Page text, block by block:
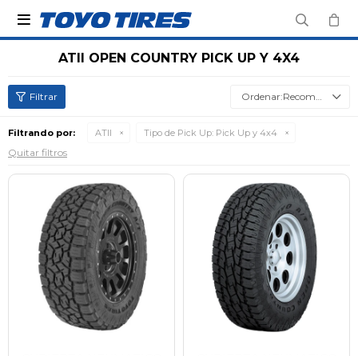

ATII OPEN COUNTRY PICK UP Y 4X4
Recomendados
Filtrando por: ATII Tipo de Pick Up: Pick Up y 4x4
Quitar filtros